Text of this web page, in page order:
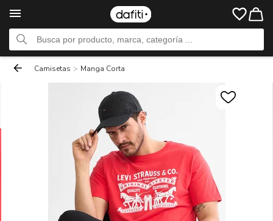
Camisetas > Manga Corta